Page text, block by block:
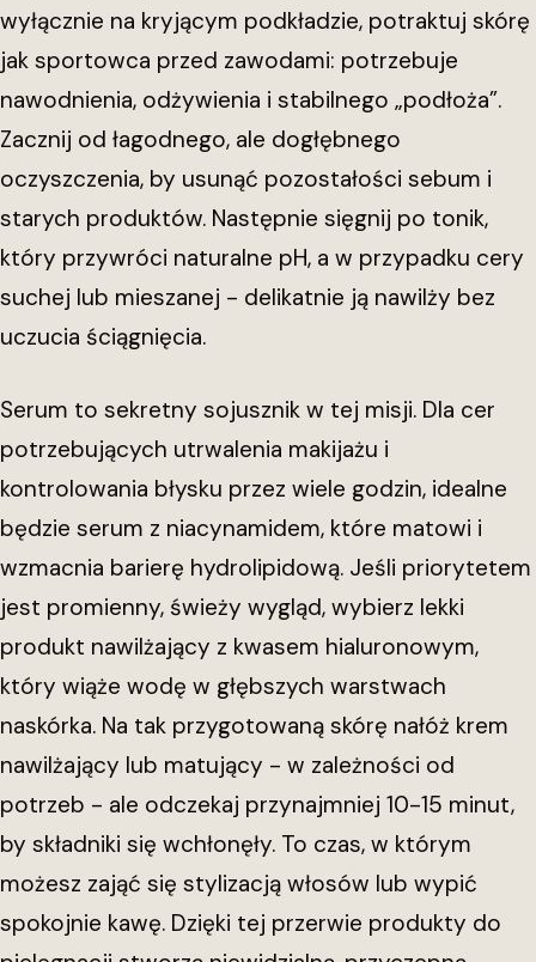
wyłącznie na kryjącym podkładzie, potraktuj skórę
jak sportowca przed zawodami: potrzebuje
nawodnienia, odżywienia i stabilnego „podłoża”.
Zacznij od łagodnego, ale dogłębnego
oczyszczenia, by usunąć pozostałości sebum i
starych produktów. Następnie sięgnij po tonik,
który przywróci naturalne pH, a w przypadku cery
suchej lub mieszanej - delikatnie ją nawilży bez
uczucia ściągnięcia.
Serum to sekretny sojusznik w tej misji. Dla cer
potrzebujących utrwalenia makijażu i
kontrolowania błysku przez wiele godzin, idealne
będzie serum z niacynamidem, które matowi i
wzmacnia barierę hydrolipidową. Jeśli priorytetem
jest promienny, świeży wygląd, wybierz lekki
produkt nawilżający z kwasem hialuronowym,
który wiąże wodę w głębszych warstwach
naskórka. Na tak przygotowaną skórę nałóż krem
nawilżający lub matujący - w zależności od
potrzeb - ale odczekaj przynajmniej 10-15 minut,
by składniki się wchłonęły. To czas, w którym
możesz zająć się stylizacją włosów lub wypić
spokojnie kawę. Dzięki tej przerwie produkty do